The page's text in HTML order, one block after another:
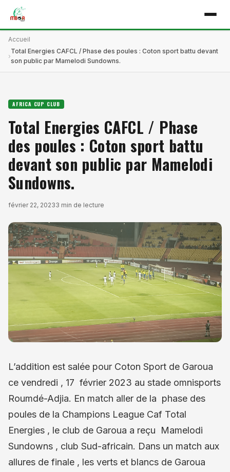
Accueil
Total Energies CAFCL / Phase des poules : Coton sport battu devant
son public par Mamelodi Sundowns.
AFRICA CUP CLUB
Total Energies CAFCL / Phase
des poules : Coton sport battu
devant son public par Mamelodi
Sundowns.
février 22, 20233 min de lecture
L’addition est salée pour Coton Sport de Garoua
ce vendredi , 17 février 2023 au stade omnisports
Roumdé-Adjia. En match aller de la phase des
poules de la Champions League Caf Total
Energies , le club de Garoua a reçu Mamelodi
Sundowns , club Sud-africain. Dans un match aux
allures de finale , les verts et blancs de Garoua